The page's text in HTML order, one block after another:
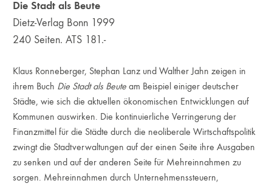
Die Stadt als Beute
Dietz-Verlag Bonn 1999
240 Seiten. ATS 181.-
Klaus Ronneberger, Stephan Lanz und Walther Jahn zeigen in
ihrem Buch Die Stadt als Beute am Beispiel einiger deutscher
Städte, wie sich die aktuellen ökonomischen Entwicklungen auf
Kommunen auswirken. Die kontinuierliche Verringerung der
Finanzmittel für die Städte durch die neoliberale Wirtschaftspolitik
zwingt die Stadtverwaltungen auf der einen Seite ihre Ausgaben
zu senken und auf der anderen Seite für Mehreinnahmen zu
sorgen. Mehreinnahmen durch Unternehmenssteuern,